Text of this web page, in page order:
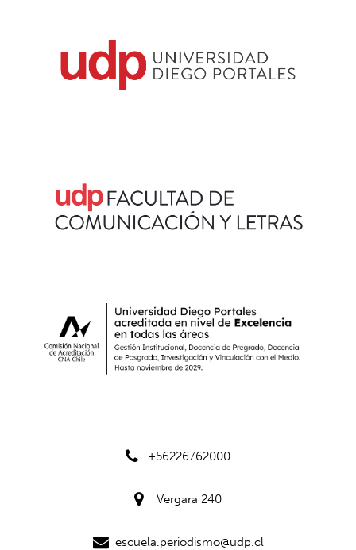
+56226762000
Vergara 240
escuela.periodismo@udp.cl